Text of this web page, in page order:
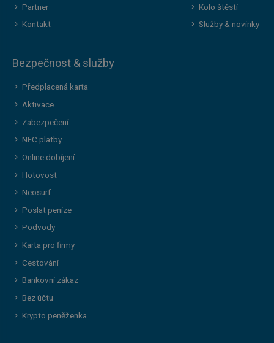
Partner
Kontakt
Kolo štěstí
Služby & novinky
Bezpečnost & služby
Předplacená karta
Aktivace
Zabezpečení
NFC platby
Online dobíjení
Hotovost
Neosurf
Poslat peníze
Podvody
Karta pro firmy
Cestování
Bankovní zákaz
Bez účtu
Krypto peněženka